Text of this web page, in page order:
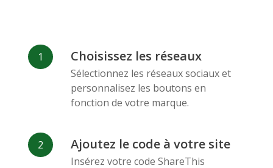
Deviantart Dribbble
Messenger
Choisissez les réseaux
Sélectionnez les réseaux sociaux et
personnalisez les boutons en
fonction de votre marque.
Ajoutez le code à votre site
Insérez votre code ShareThis